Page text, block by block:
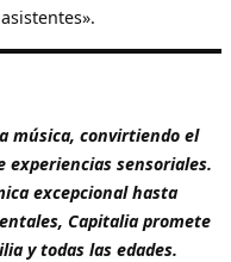
música, convirtiendo el
experiencias sensoriales.
excepcional hasta
Capitalia promete
y todas las edades.